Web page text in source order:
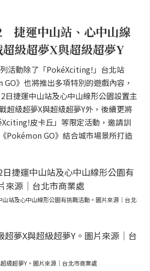
捷運中山站、心中山線
級超夢X與超級超夢Y
活動除了「PokéXciting!」台北站
》也將推出多項特別的遊戲內容，
日捷運中山站及心中山線形公園設置主
超級超夢X與超級超夢Y外，後續更將
皮卡丘」等限定活動，邀請訓
Pokémon GO》結合城市場景所打造
站及心中山線形公園有挑戰活動。圖片來源｜台北
級超夢Y。圖片來源｜台北市商業處